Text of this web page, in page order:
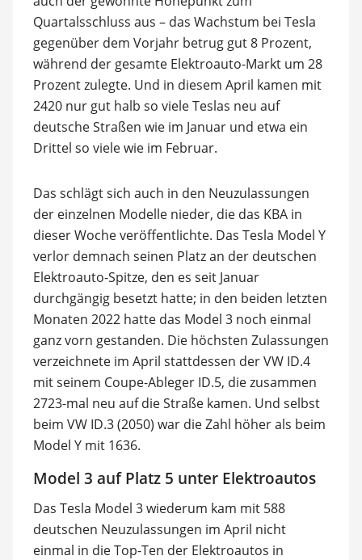
Quartalsschluss aus – das Wachstum bei Tesla
gegenüber dem Vorjahr betrug gut 8 Prozent,
während der gesamte Elektroauto-Markt um 28
Prozent zulegte. Und in diesem April kamen mit
2420 nur gut halb so viele Teslas neu auf
deutsche Straßen wie im Januar und etwa ein
Drittel so viele wie im Februar.
Das schlägt sich auch in den Neuzulassungen
der einzelnen Modelle nieder, die das KBA in
dieser Woche veröffentlichte. Das Tesla Model Y
verlor demnach seinen Platz an der deutschen
Elektroauto-Spitze, den es seit Januar
durchgängig besetzt hatte; in den beiden letzten
Monaten 2022 hatte das Model 3 noch einmal
ganz vorn gestanden. Die höchsten Zulassungen
verzeichnete im April stattdessen der VW ID.4
mit seinem Coupe-Ableger ID.5, die zusammen
2723-mal neu auf die Straße kamen. Und selbst
beim VW ID.3 (2050) war die Zahl höher als beim
Model Y mit 1636.
Model 3 auf Platz 5 unter Elektroautos
Das Tesla Model 3 wiederum kam mit 588
deutschen Neuzulassungen im April nicht
einmal in die Top-Ten der Elektroautos in